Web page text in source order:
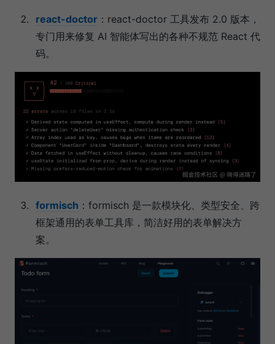
react-doctor ：react-doctor 工具发布 2.0 版本，
专门用来修复 AI 智能体写出的各种不规范 React 代
码。
formisch ：formisch 是一款模块化、类型安全、跨
框架通用的表单工具库，简洁好用的表单解决方
案。